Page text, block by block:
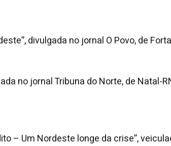
divulgada no jornal O Povo, de
no jornal Tribuna do Norte, de Natal-
– Um Nordeste longe da crise”,